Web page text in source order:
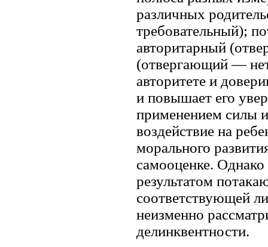
различных
требовательный);
авторитарный
(отвергающий —
авторитете и
и повышает его
применением силы
воздействие на
морального
самооценке.
результатом
соответствующей
неизменно
делинквентности.